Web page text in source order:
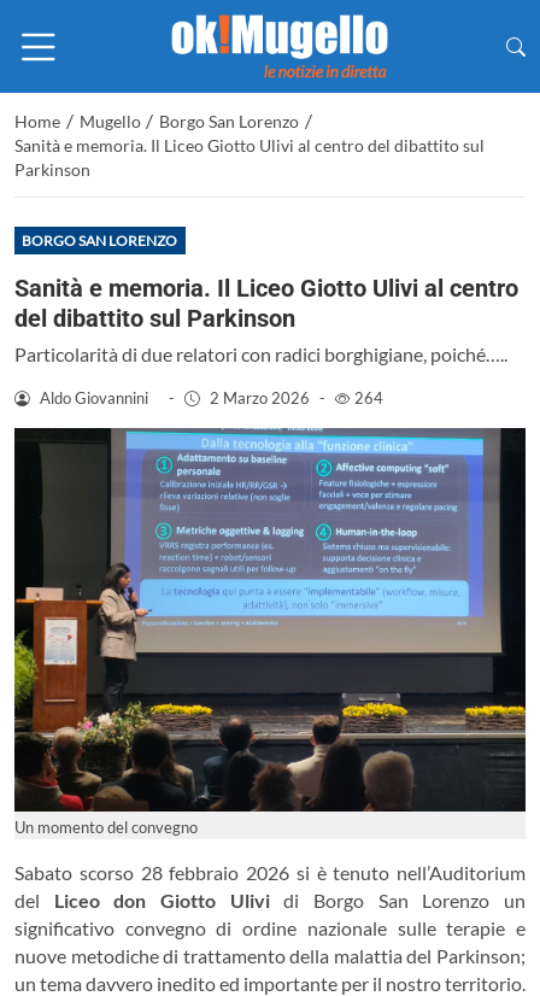
Home / Mugello / Borgo San Lorenzo /
Sanità e memoria. Il Liceo Giotto Ulivi al centro del dibattito sul
Parkinson
BORGO SAN LORENZO
Sanità e memoria. Il Liceo Giotto Ulivi al centro
del dibattito sul Parkinson
Particolarità di due relatori con radici borghigiane, poiché…..
Aldo Giovannini - 2 Marzo 2026 - 264
Un momento del convegno
Sabato scorso 28 febbraio 2026 si è tenuto nell’Auditorium
del Liceo don Giotto Ulividi Borgo San Lorenzo un
significativo convegno di ordine nazionale sulle terapie e
nuove metodiche di trattamento della malattia del Parkinson;
un tema davvero inedito ed importante per il nostro territorio.